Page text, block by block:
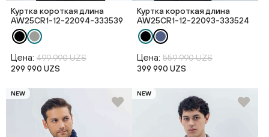
Куртка короткая длина
AW25CR1-12-22094-333539
Цена: 499 990 UZS
299 990 UZS
Куртка короткая длина
AW25CR1-12-22093-333524
Цена: 559 990 UZS
399 990 UZS
NEW NEW